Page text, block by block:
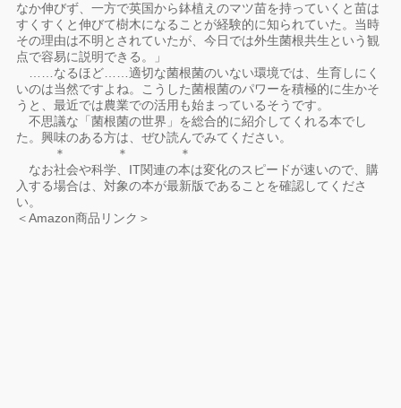
なか伸びず、一方で英国から鉢植えのマツ苗を持っていくと苗は
すくすくと伸びて樹木になることが経験的に知られていた。当時
その理由は不明とされていたが、今日では外生菌根共生という観
点で容易に説明できる。」
……なるほど……適切な菌根菌のいない環境では、生育しにく
いのは当然ですよね。こうした菌根菌のパワーを積極的に生かそ
うと、最近では農業での活用も始まっているそうです。
不思議な「菌根菌の世界」を総合的に紹介してくれる本でし
た。興味のある方は、ぜひ読んでみてください。
＊ ＊ ＊
なお社会や科学、IT関連の本は変化のスピードが速いので、購
入する場合は、対象の本が最新版であることを確認してくださ
い。
＜Amazon商品リンク＞